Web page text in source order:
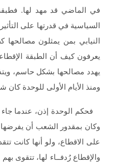
السياسية في قدرتها على
النيابي بمن يمثلون
يعرفون كيف أن الطبقة
يهدد مصالحها بشكل حاسم،
ومنذ الأيام الأولى للوحدة كان
فحكم الوحدة إذن، عندما
وكان بمقدور الشعب أن
على الاقطاع، ولو أنها كانت
والإقطاع رُدفــاء لها، تتقوى